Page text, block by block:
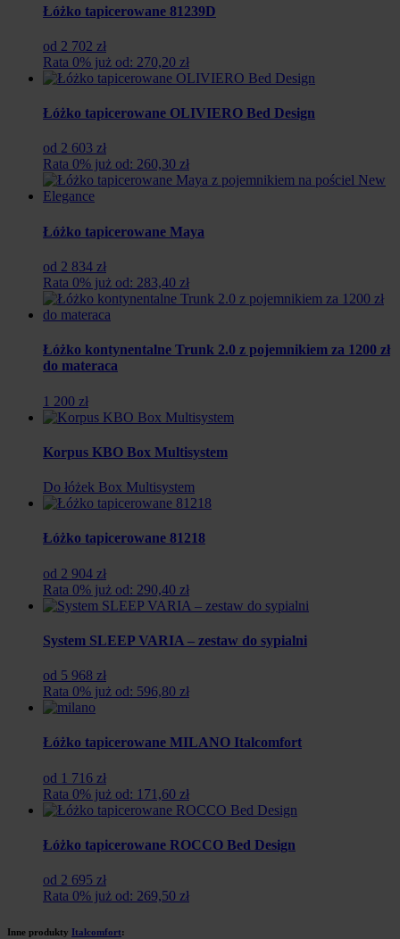
Łóżko tapicerowane 81239D
od 2 702 zł
Rata 0% już od: 270,20 zł
Łóżko tapicerowane OLIVIERO Bed Design
od 2 603 zł
Rata 0% już od: 260,30 zł
Łóżko tapicerowane Maya
od 2 834 zł
Rata 0% już od: 283,40 zł
Łóżko kontynentalne Trunk 2.0 z pojemnikiem za 1200 zł
do materaca
1 200 zł
Korpus KBO Box Multisystem
Do łóżek Box Multisystem
Łóżko tapicerowane 81218
od 2 904 zł
Rata 0% już od: 290,40 zł
System SLEEP VARIA – zestaw do sypialni
od 5 968 zł
Rata 0% już od: 596,80 zł
Łóżko tapicerowane MILANO Italcomfort
od 1 716 zł
Rata 0% już od: 171,60 zł
Łóżko tapicerowane ROCCO Bed Design
od 2 695 zł
Rata 0% już od: 269,50 zł
Inne produkty Italcomfort: